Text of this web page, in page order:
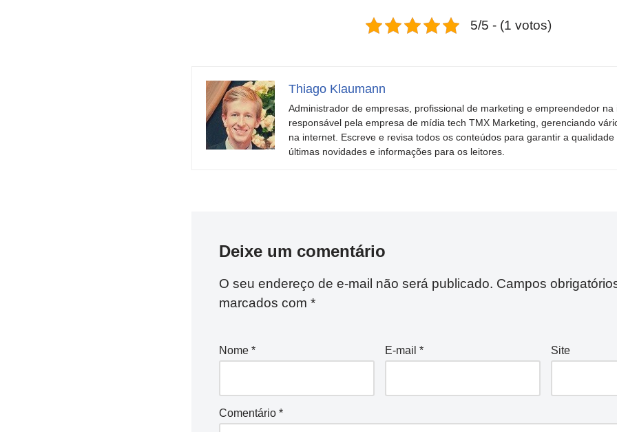
5/5 - (1 votos)
Thiago Klaumann
Administrador de empresas, profissional de marketing e empreendedor na
responsável pela empresa de mídia tech TMX Marketing, gerenciando
na internet. Escreve e revisa todos os conteúdos para garantir a
últimas novidades e informações para os leitores.
Deixe um comentário
O seu endereço de e-mail não será publicado. Campos
marcados com *
Nome * E-mail * Site
Comentário *